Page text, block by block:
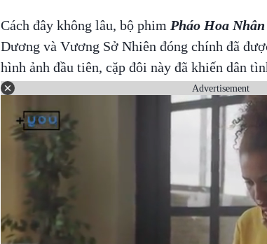
Cách đây không lâu, bộ phim Pháo Hoa
Dương và Vương Sở Nhiên đóng chính đã
hình ảnh đầu tiên, cặp đôi này đã khiến dân
Advertisement